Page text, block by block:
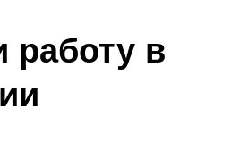
работу в